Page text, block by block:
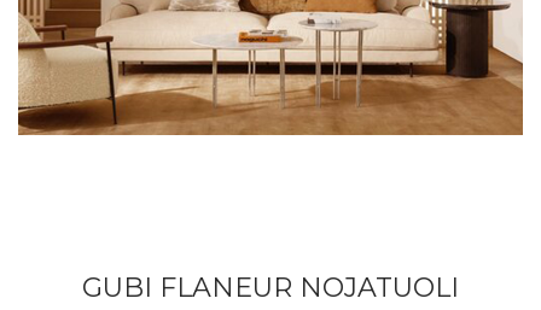
GUBI FLANEUR NOJATUOLI